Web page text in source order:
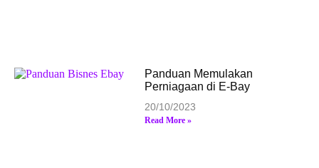
Panduan Memulakan
Perniagaan di E-Bay
20/10/2023
Read More »